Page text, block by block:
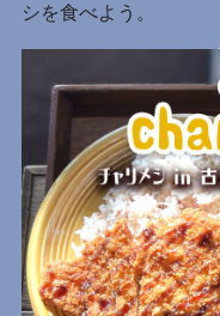
シを食べよう。